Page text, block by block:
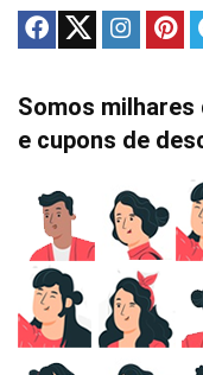
Somos
e cupons de